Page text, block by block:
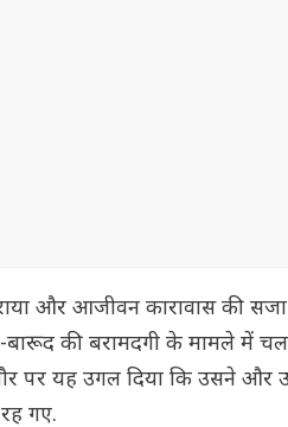
और आजीवन कारावास की
बारूद की बरामदगी के मामले में
पर यह उगल दिया कि उसने और
गए.